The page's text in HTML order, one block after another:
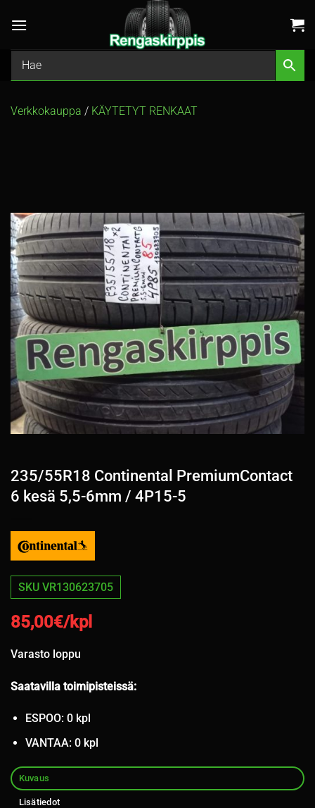
Verkkokauppa / KÄYTETYT RENKAAT
235/55R18 Continental PremiumContact
6 kesä 5,5-6mm / 4P15-5
SKU VR130623705
85,00€/kpl
Varasto loppu
Saatavilla toimipisteissä:
ESPOO: 0 kpl
VANTAA: 0 kpl
Kuvaus
Lisätiedot